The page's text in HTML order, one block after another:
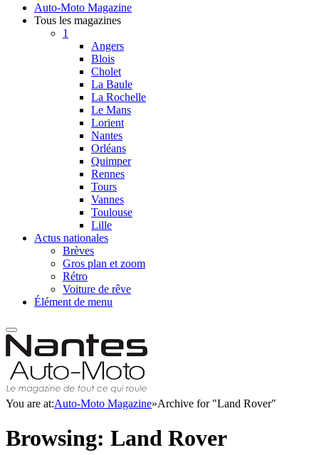
Auto-Moto Magazine
Tous les magazines
1
Angers
Blois
Cholet
La Baule
La Rochelle
Le Mans
Lorient
Nantes
Orléans
Quimper
Rennes
Tours
Vannes
Toulouse
Lille
Actus nationales
Brèves
Gros plan et zoom
Rétro
Voiture de rêve
Élément de menu
You are at:Auto-Moto Magazine»Archive for "Land Rover"
Browsing: Land Rover